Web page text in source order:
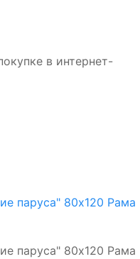
в интернет-
паруса" 80х120 Рама
паруса" 80х120 Рама